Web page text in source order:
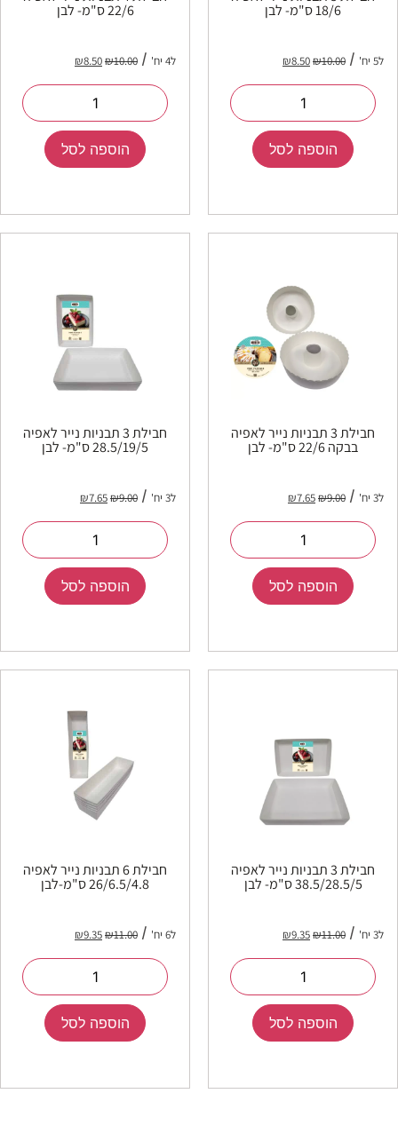
18/6 ס"מ- לבן
ל5 יח' ₪10.00
₪8.50
הוספה לסל
22/6 ס"מ- לבן
ל4 יח' ₪10.00
₪8.50
הוספה לסל
חבילת 3 תבניות נייר לאפיה
בבקה 22/6 ס"מ- לבן
ל3 יח' ₪9.00
₪7.65
הוספה לסל
חבילת 3 תבניות נייר לאפיה
28.5/19/5 ס"מ- לבן
ל3 יח' ₪9.00
₪7.65
הוספה לסל
חבילת 3 תבניות נייר לאפיה
38.5/28.5/5 ס"מ- לבן
ל3 יח' ₪11.00
₪9.35
הוספה לסל
חבילת 6 תבניות נייר לאפיה
26/6.5/4.8 ס"מ-לבן
ל6 יח' ₪11.00
₪9.35
הוספה לסל